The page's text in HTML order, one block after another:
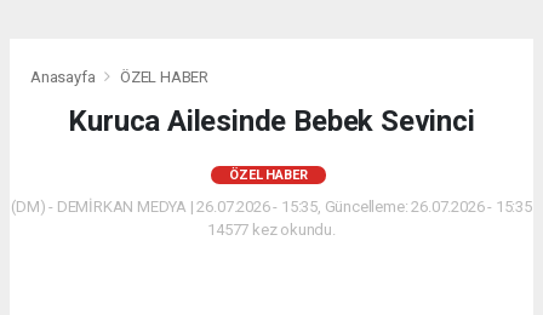
Anasayfa ÖZEL HABER
Kuruca Ailesinde Bebek Sevinci
ÖZEL HABER
(DM) - DEMİRKAN MEDYA | 26.07.2026 - 15:35, Güncelleme: 26.07.2026 - 15:35
14577 kez okundu.